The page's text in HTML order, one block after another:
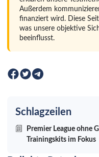
Außerdem
finanziert wird. Diese
was unsere objektive
beeinflusst.
Schlagzeilen
Premier League ohne
Trainingskits im Fokus